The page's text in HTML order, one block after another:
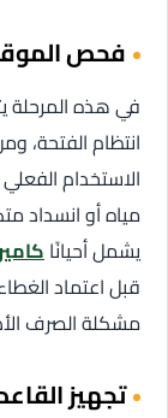
فحص
في هذه المرحلة
انتظام الفتحة،
الاستخدام
مياه أو انسداد
يشمل أحيانًا
قبل اعتماد
مشكلة الصرف
تجهيز